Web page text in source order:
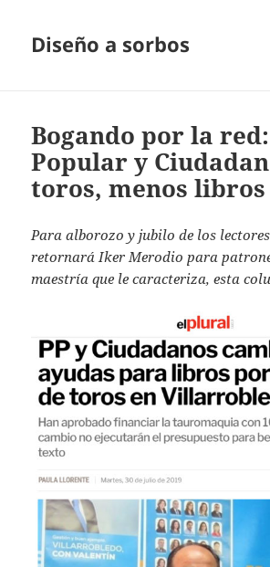
Diseño a sorbos
Bogando por la
Popular y
toros, menos libros
Para alborozo y jubilo de los
retornará Iker Merodio para
maestría que le caracteriza, esta